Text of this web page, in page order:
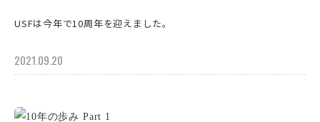
USFは今年で10周年を迎えました。
2021.09.20